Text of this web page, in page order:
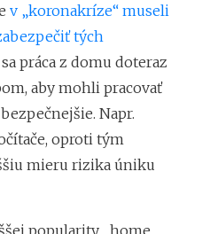
v „koronakríze“ museli
tých
práca z domu doteraz
aby mohli pracovať
Napr.
oproti tým
mieru rizika úniku
popularity „home